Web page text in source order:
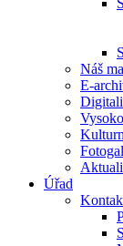
Náš
E-
Úřad